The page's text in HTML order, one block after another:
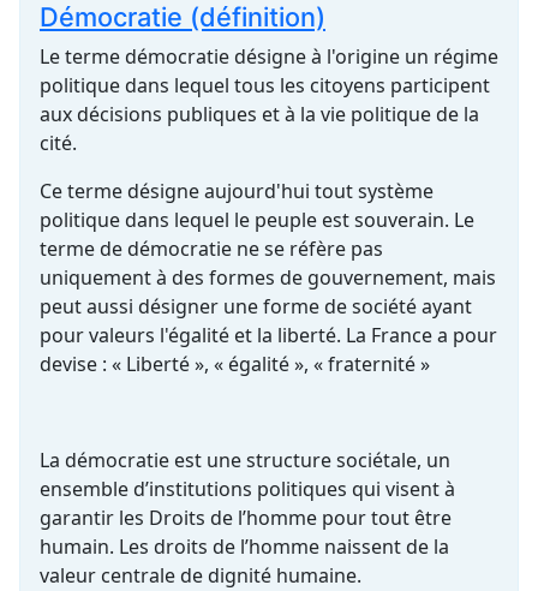
Démocratie (définition)
Le terme démocratie désigne à l'origine un régime
politique dans lequel tous les citoyens participent
aux décisions publiques et à la vie politique de la
cité.
Ce terme désigne aujourd'hui tout système
politique dans lequel le peuple est souverain. Le
terme de démocratie ne se réfère pas
uniquement à des formes de gouvernement, mais
peut aussi désigner une forme de société ayant
pour valeurs l'égalité et la liberté. La France a pour
devise : « Liberté », « égalité », « fraternité »
La démocratie est une structure sociétale, un
ensemble d’institutions politiques qui visent à
garantir les Droits de l’homme pour tout être
humain. Les droits de l’homme naissent de la
valeur centrale de dignité humaine.